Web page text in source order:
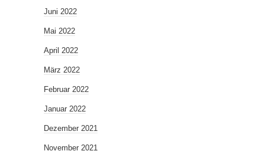
Juni 2022
Mai 2022
April 2022
März 2022
Februar 2022
Januar 2022
Dezember 2021
November 2021